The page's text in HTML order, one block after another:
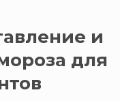
и
для